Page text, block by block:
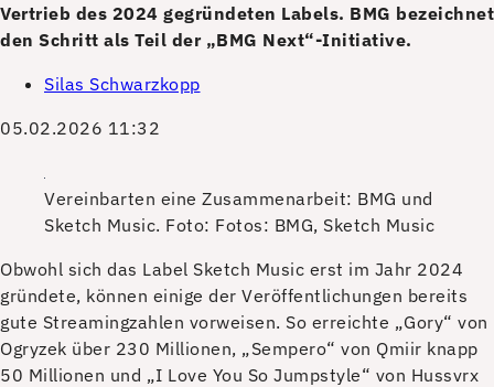
Vertrieb des 2024 gegründeten Labels. BMG bezeichnet
den Schritt als Teil der „BMG Next“-Initiative.
Silas Schwarzkopp
05.02.2026 11:32
Vereinbarten eine Zusammenarbeit: BMG und
Sketch Music. Foto: Fotos: BMG, Sketch Music
Obwohl sich das Label Sketch Music erst im Jahr 2024
gründete, können einige der Veröffentlichungen bereits
gute Streamingzahlen vorweisen. So erreichte „Gory“ von
Ogryzek über 230 Millionen, „Sempero“ von Qmiir knapp
50 Millionen und „I Love You So Jumpstyle“ von Hussvrx